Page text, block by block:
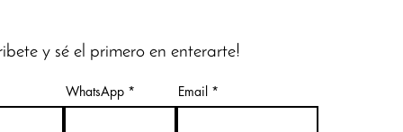
y sé el primero en enterarte!
WhatsApp Email